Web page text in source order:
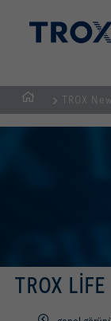
GİRİŞ
TROX
TROX